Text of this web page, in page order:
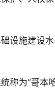
设施建设
称为“哥本